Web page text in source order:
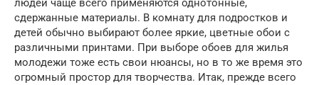
людей чаще всего применяются однотонные,
сдержанные материалы. В комнату для подростков и
детей обычно выбирают более яркие, цветные обои с
различными принтами. При выборе обоев для жилья
молодежи тоже есть свои нюансы, но в то же время это
огромный простор для творчества. Итак, прежде всего